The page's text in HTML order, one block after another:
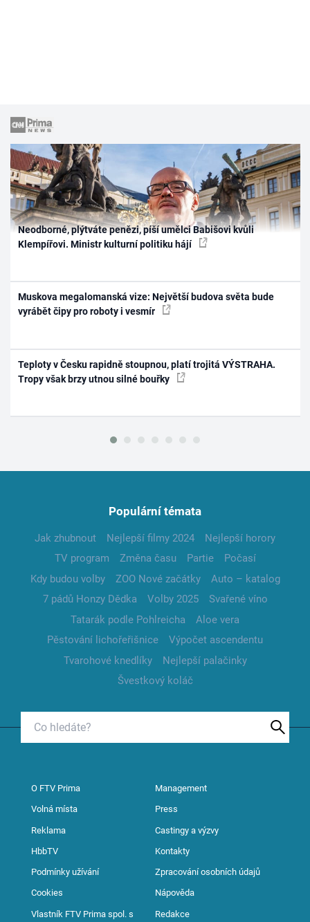
Neodborné, plýtváte penězi, píší umělci Babišovi kvůli
Klempířovi. Ministr kulturní politiku hájí
Muskova megalomanská vize: Největší budova světa bude
vyrábět čipy pro roboty i vesmír
Teploty v Česku rapidně stoupnou, platí trojitá VÝSTRAHA.
Tropy však brzy utnou silné bouřky
Populární témata
Jak zhubnout Nejlepší filmy 2024
Nejlepší horory
TV program
Změna času Partie
Počasí
Kdy budou volby
ZOO Nové začátky
Auto – katalog
7 pádů Honzy Dědka
Volby 2025
Svařené víno
Tatarák podle Pohlreicha
Aloe vera
Pěstování lichořeřišnice
Výpočet ascendentu
Tvarohové knedlíky
Nejlepší palačinky
Švestkový koláč
O FTV Prima Management
Volná místa Press
Reklama Castingy a výzvy
HbbTV Kontakty
Podmínky užívání Zpracování osobních údajů
Cookies Nápověda
Vlastník FTV Prima spol. s
Redakce